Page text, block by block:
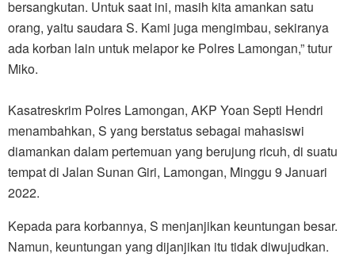
bersangkutan. Untuk saat ini, masih kita amankan satu
orang, yaitu saudara S. Kami juga mengimbau, sekiranya
ada korban lain untuk melapor ke Polres Lamongan,” tutur
Miko.
Kasatreskrim Polres Lamongan, AKP Yoan Septi Hendri
menambahkan, S yang berstatus sebagai mahasiswi
diamankan dalam pertemuan yang berujung ricuh, di suatu
tempat di Jalan Sunan Giri, Lamongan, Minggu 9 Januari
2022.
Kepada para korbannya, S menjanjikan keuntungan besar.
Namun, keuntungan yang dijanjikan itu tidak diwujudkan.